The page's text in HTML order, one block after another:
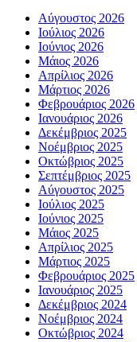
Αύγουστος 2026
Ιούλιος 2026
Ιούνιος 2026
Μάιος 2026
Απρίλιος 2026
Μάρτιος 2026
Φεβρουάριος 2026
Ιανουάριος 2026
Δεκέμβριος 2025
Νοέμβριος 2025
Οκτώβριος 2025
Σεπτέμβριος 2025
Αύγουστος 2025
Ιούλιος 2025
Ιούνιος 2025
Μάιος 2025
Απρίλιος 2025
Μάρτιος 2025
Φεβρουάριος 2025
Ιανουάριος 2025
Δεκέμβριος 2024
Νοέμβριος 2024
Οκτώβριος 2024